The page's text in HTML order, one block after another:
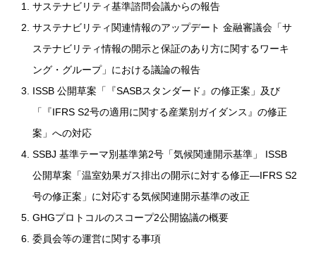
サステナビリティ基準諮問会議からの報告
サステナビリティ関連情報のアップデート 金融審議会「サ
ステナビリティ情報の開示と保証のあり方に関するワーキ
ング・グループ」における議論の報告
ISSB 公開草案「『SASBスタンダード』の修正案」及び
「『IFRS S2号の適用に関する産業別ガイダンス』の修正
案」への対応
SSBJ 基準テーマ別基準第2号「気候関連開示基準」 ISSB
公開草案「温室効果ガス排出の開示に対する修正―IFRS S2
号の修正案」に対応する気候関連開示基準の改正
GHGプロトコルのスコープ2公開協議の概要
委員会等の運営に関する事項